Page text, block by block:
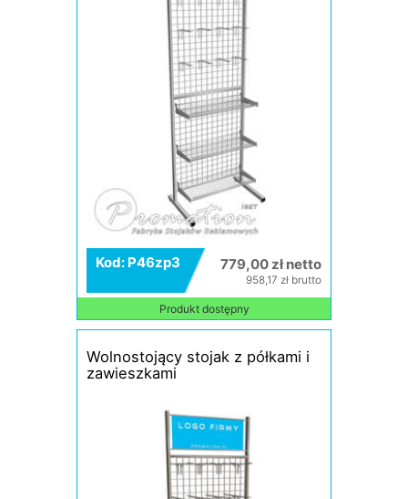
Kod: P46zp3 779,00 zł netto
958,17 zł brutto
Produkt dostępny
Wolnostojący stojak z półkami i
zawieszkami